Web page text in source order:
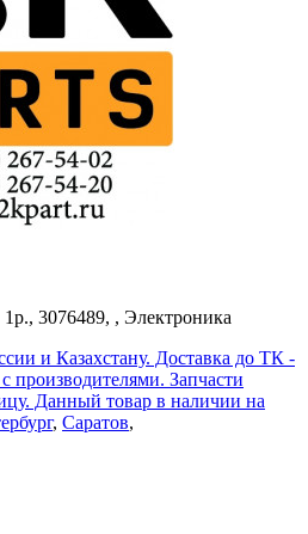
3076489, , Электроника
и Казахстану. Доставка до ТК -
Запчасти
Данный товар в наличии на
, Саратов,